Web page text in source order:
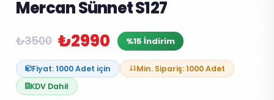
Mercan Sünnet S127
₺3500 ₺2990 %15 İndirim
Fiyat: 1000 Adet için
Min. Sipariş: 1000 Adet
KDV Dahil